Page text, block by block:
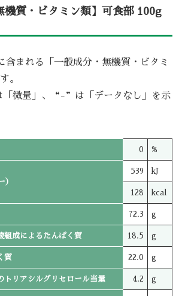
機質・ビタミン類】可食部 100g
含まれる「一般成分・無機質・ビタミ
。
微量」、“-”は「データなし」を示
0 %
）
539 kJ
128 kcal
72.3 g
組成によるたんぱく質 18.5 g
質 22.0 g
トリアシルグリセロール当量 4.2 g